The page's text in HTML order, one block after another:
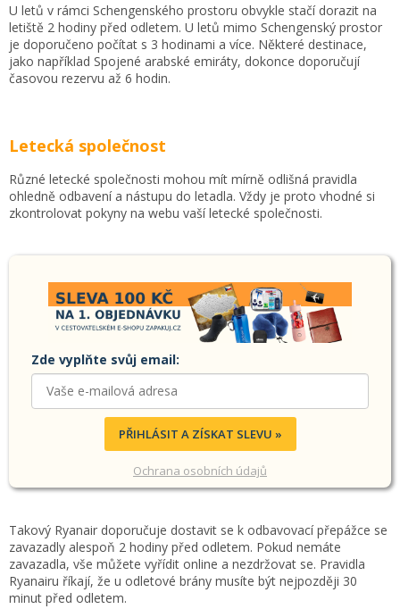
U letů v rámci Schengenského prostoru obvykle stačí dorazit na
letiště 2 hodiny před odletem. U letů mimo Schengenský prostor
je doporučeno počítat s 3 hodinami a více. Některé destinace,
jako například Spojené arabské emiráty, dokonce doporučují
časovou rezervu až 6 hodin.
Letecká společnost
Různé letecké společnosti mohou mít mírně odlišná pravidla
ohledně odbavení a nástupu do letadla. Vždy je proto vhodné si
zkontrolovat pokyny na webu vaší letecké společnosti.
Zde vyplňte svůj email:
PŘIHLÁSIT A ZÍSKAT SLEVU »
Ochrana osobních údajů
Takový Ryanair doporučuje dostavit se k odbavovací přepážce se
zavazadly alespoň 2 hodiny před odletem. Pokud nemáte
zavazadla, vše můžete vyřídit online a nezdržovat se. Pravidla
Ryanairu říkají, že u odletové brány musíte být nejpozději 30
minut před odletem.